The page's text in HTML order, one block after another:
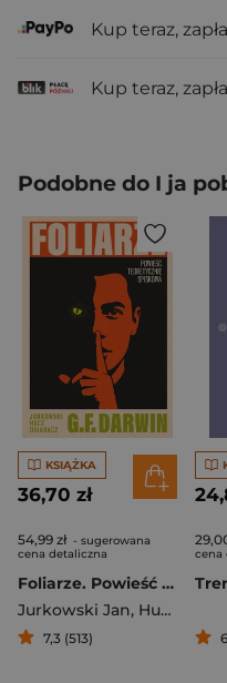
Kup teraz,
Kup teraz,
Podobne do I ja
KSIĄŻKA
36,70 zł
54,99 zł - sugerowana
cena detaliczna
Foliarze. Powieść teoretycznie spiskowa
Jurkowski Jan, Hucz Marek
7,3 (513)
cena